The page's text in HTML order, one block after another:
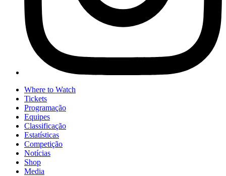
Where to Watch
Tickets
Programação
Equipes
Classificação
Estatísticas
Competição
Notícias
Shop
Media